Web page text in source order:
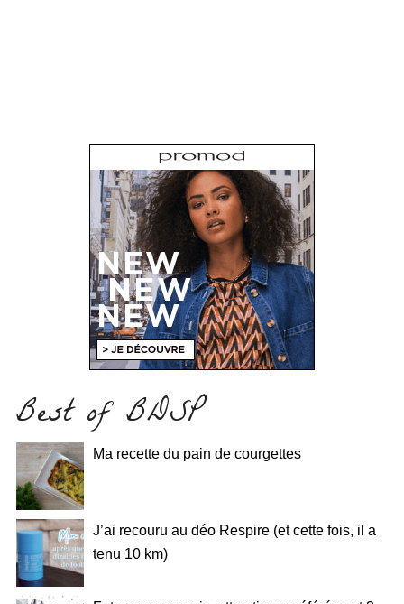
Best of BDSP
Ma recette du pain de courgettes
J’ai recouru au déo Respire (et cette fois, il a
tenu 10 km)